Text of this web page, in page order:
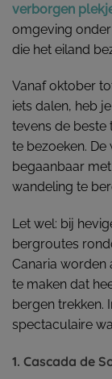
verborgen
omgeving
die het eiland
Vanaf oktober
iets dalen, heb
tevens de beste
te bezoeken.
begaanbaar
wandeling te
Let wel: bij
bergroutes
Canaria worden
te maken dat
bergen trekken.
spectaculaire
1. Cascada de